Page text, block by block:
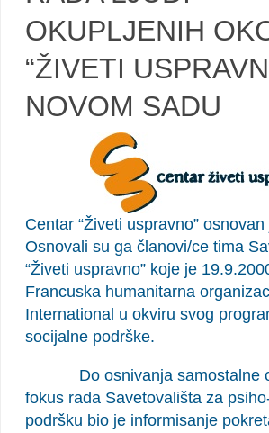
OKUPLJENIH
“ŽIVETI
NOVOM SADU
Centar “Živeti uspravno”
Osnovali su ga članovi/ce tima
“Živeti uspravno” koje je
Francuska humanitarna
International u okviru svog
socijalne podrške.
Do osnivanja samostalne
fokus rada Savetovališta za
podršku bio je informisanje